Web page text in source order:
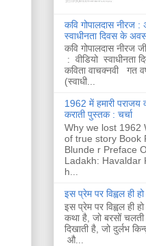
कवि गोपालदास नीरज :
स्वाधीनता दिवस के
कवि गोपालदास नीरज
: वीडियो
कविता वाचक्नवी गत
(स्वाधी...
1962 में हमारी पराजय
कराती पुस्तक : चर्चा
Why we lost 1962
of true story Book
Blunde r Preface
Ladakh: Havaldar
h...
इस प्रेम पर विह्वल ही
इस प्रेम पर विह्वल ही
कथा है, जो बरसों
दिखाती है, जो दुर्लभ
औ...